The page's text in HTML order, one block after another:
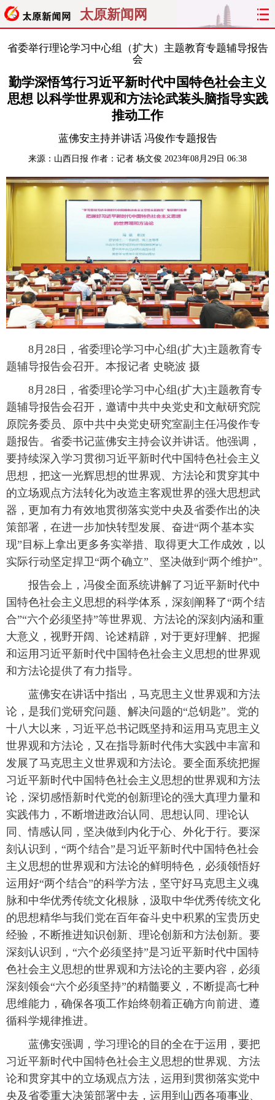
太原新闻网
首页 聚焦 太原 山西
经济 关注 文明 出行
纵横 曝光 综合 专题
理财 政务
太原晚报 热评
省委举行理论学习中心组（扩大）主题教育专题辅导报告
会
勤学深悟笃行习近平新时代中国特色社会主义
思想 以科学世界观和方法论武装头脑指导实践
推动工作
蓝佛安主持并讲话 冯俊作专题报告
来源： 山西日报 作者：记者 杨文俊 2023年08月29日 06:38
8月28日，省委理论学习中心组(扩大)主题教育专
题辅导报告会召开。本报记者 史晓波 摄
8月28日，省委理论学习中心组(扩大)主题教育专
题辅导报告会召开，邀请中共中央党史和文献研究院
原院务委员、原中共中央党史研究室副主任冯俊作专
题报告。省委书记蓝佛安主持会议并讲话。他强调，
要持续深入学习贯彻习近平新时代中国特色社会主义
思想，把这一光辉思想的世界观、方法论和贯穿其中
的立场观点方法转化为改造主客观世界的强大思想武
器，更加有力有效地贯彻落实党中央及省委作出的决
策部署，在进一步加快转型发展、奋进“两个基本实
现”目标上拿出更多务实举措、取得更大工作成效，以
实际行动坚定捍卫“两个确立”、坚决做到“两个维护”。
报告会上，冯俊全面系统讲解了习近平新时代中
国特色社会主义思想的科学体系，深刻阐释了“两个结
合”“六个必须坚持”等世界观、方法论的深刻内涵和重
大意义，视野开阔、论述精辟，对于更好理解、把握
和运用习近平新时代中国特色社会主义思想的世界观
和方法论提供了有力指导。
蓝佛安在讲话中指出，马克思主义世界观和方法
论，是我们党研究问题、解决问题的“总钥匙”。党的
十八大以来，习近平总书记既坚持和运用马克思主义
世界观和方法论，又在指导新时代伟大实践中丰富和
发展了马克思主义世界观和方法论。要全面系统把握
习近平新时代中国特色社会主义思想的世界观和方法
论，深切感悟新时代党的创新理论的强大真理力量和
实践伟力，不断增进政治认同、思想认同、理论认
同、情感认同，坚决做到内化于心、外化于行。要深
刻认识到，“两个结合”是习近平新时代中国特色社会
主义思想的世界观和方法论的鲜明特色，必须领悟好
运用好“两个结合”的科学方法，坚守好马克思主义魂
脉和中华优秀传统文化根脉，汲取中华优秀传统文化
的思想精华与我们党在百年奋斗史中积累的宝贵历史
经验，不断推进知识创新、理论创新和方法创新。要
深刻认识到，“六个必须坚持”是习近平新时代中国特
色社会主义思想的世界观和方法论的主要内容，必须
深刻领会“六个必须坚持”的精髓要义，不断提高七种
思维能力，确保各项工作始终朝着正确方向前进、遵
循科学规律推进。
蓝佛安强调，学习理论的目的全在于运用，要把
习近平新时代中国特色社会主义思想的世界观、方法
论和贯穿其中的立场观点方法，运用到贯彻落实党中
央及省委重大决策部署中去，运用到山西各项事业、